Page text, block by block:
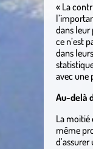
« La
dans leur
ce n’est
dans
avec une
Au-delà
La moitié
même